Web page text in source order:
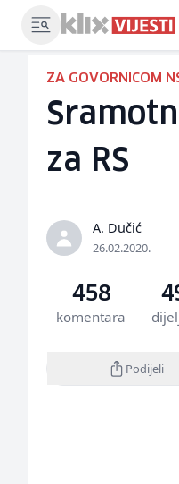
ZA GOVORNICOM
za RS
A. Dučić
26.02.2020.
458
komentara
Podijeli